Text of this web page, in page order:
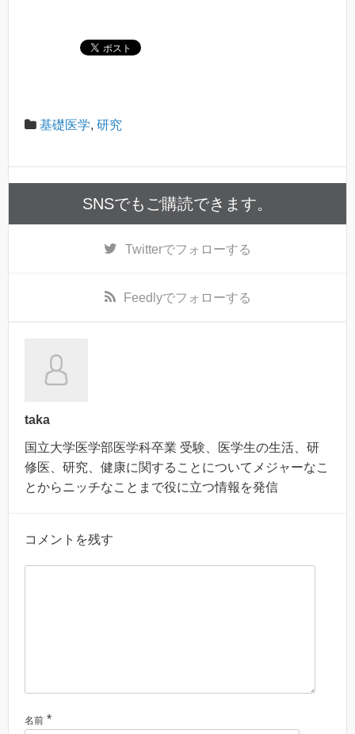
基礎医学, 研究
SNSでもご購読できます。
Twitterでフォローする
Feedlyでフォローする
taka
国立大学医学部医学科卒業 受験、医学生の生活、研
修医、研究、健康に関することについてメジャーなこ
とからニッチなことまで役に立つ情報を発信
コメントを残す
名前 *